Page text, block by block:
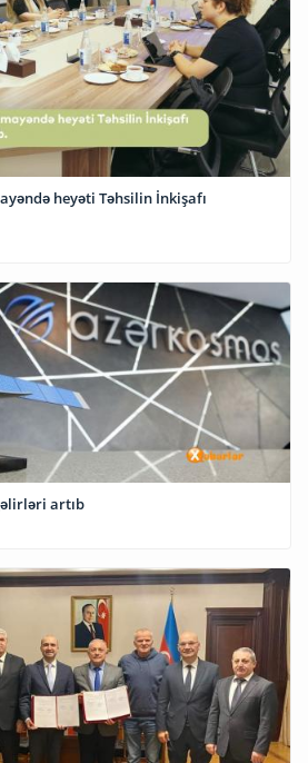
heyəti Təhsilin İnkişafı
artıb